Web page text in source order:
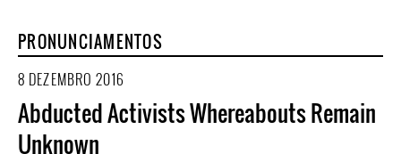
PRONUNCIAMENTOS
8 DEZEMBRO 2016
Abducted Activists Whereabouts Remain
Unknown